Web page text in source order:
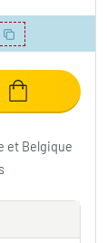
et Belgique